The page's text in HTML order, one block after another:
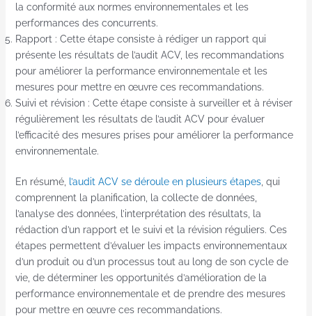
la conformité aux normes environnementales et les
performances des concurrents.
Rapport : Cette étape consiste à rédiger un rapport qui
présente les résultats de l’audit ACV, les recommandations
pour améliorer la performance environnementale et les
mesures pour mettre en œuvre ces recommandations.
Suivi et révision : Cette étape consiste à surveiller et à réviser
régulièrement les résultats de l’audit ACV pour évaluer
l’efficacité des mesures prises pour améliorer la performance
environnementale.
En résumé, l’audit ACV se déroule en plusieurs étapes, qui
comprennent la planification, la collecte de données,
l’analyse des données, l’interprétation des résultats, la
rédaction d’un rapport et le suivi et la révision réguliers. Ces
étapes permettent d’évaluer les impacts environnementaux
d’un produit ou d’un processus tout au long de son cycle de
vie, de déterminer les opportunités d’amélioration de la
performance environnementale et de prendre des mesures
pour mettre en œuvre ces recommandations.